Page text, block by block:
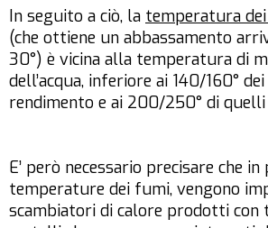
In seguito a ciò, la temperatura
(che ottiene un abbassamento
30°) è vicina alla temperatura di
dell’acqua, inferiore ai 140/160°
rendimento e ai 200/250° di
E’ però necessario precisare che
temperature dei fumi, vengono
scambiatori di calore prodotti con